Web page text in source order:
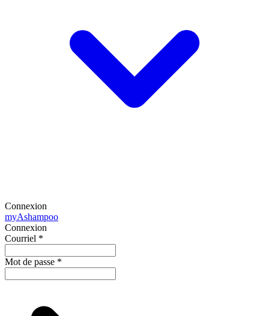
Connexion
myAshampoo
Connexion
Courriel *
Mot de passe *